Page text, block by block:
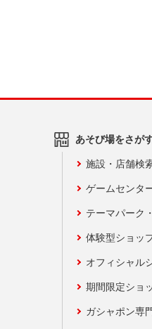
あそび場をさが
施設・店舗検
ゲームセンタ
テーマパーク
体験型ショッ
オフィシャル
期間限定ショ
ガシャポン専